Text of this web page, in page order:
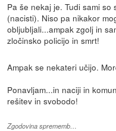
Pa še nekaj je. Tudi sami
(nacisti). Niso pa nikakor
obljubljali...ampak zgolj in
zločinsko policijo in smrt!
Ampak se nekateri učijo.
Ponavljam...in naciji in
rešitev in svobodo!
Zgodovina sprememb…